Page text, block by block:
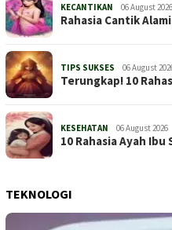
KECANTIKAN 06 August 2026
Rahasia Cantik
TIPS SUKSES 06 August
Terungkap! 10
KESEHATAN 06 August 2026
10 Rahasia Ayah
TEKNOLOGI